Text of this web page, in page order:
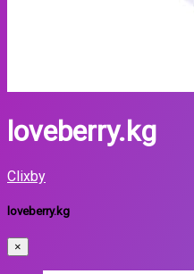
loveberry.kg
Clixby
loveberry.kg
×